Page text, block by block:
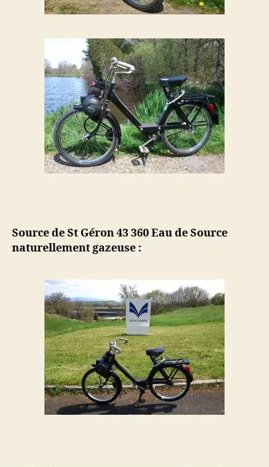
Source de St Géron 43 360 Eau de Source
naturellement gazeuse :